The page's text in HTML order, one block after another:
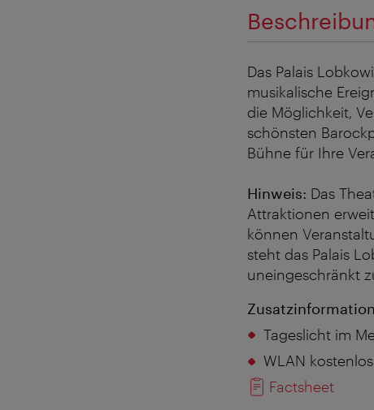
Das Palais
musikalische
die Möglichkeit,
schönsten
Bühne für Ihre
Hinweis: Das
Attraktionen
können
steht das Palais
uneingeschränkt
Tageslicht im
WLAN kostenlos
Factsheet